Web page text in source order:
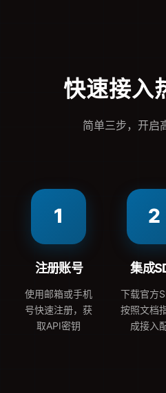
快速接入
简单三步，开启
1
注册账号
使用邮箱或手机
号快速注册，获
取API密钥
2
集成
下载官方
按照文档
成接入